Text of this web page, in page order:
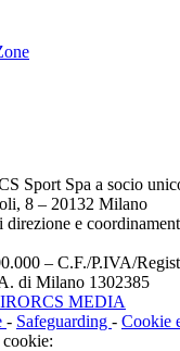
Sport Spa a socio
8 – 20132 Milano
direzione e
– C.F./P.IVA/
di Milano 1302385
MEDIA
- Safeguarding - Cookie
cookie: